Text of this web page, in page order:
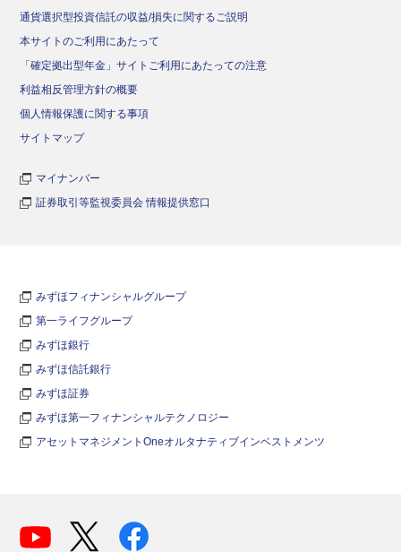
通貨選択型投資信託の収益/損失に関するご説明
本サイトのご利用にあたって
「確定拠出型年金」サイトご利用にあたっての注意
利益相反管理方針の概要
個人情報保護に関する事項
サイトマップ
マイナンバー
証券取引等監視委員会 情報提供窓口
みずほフィナンシャルグループ
第一ライフグループ
みずほ銀行
みずほ信託銀行
みずほ証券
みずほ第一フィナンシャルテクノロジー
アセットマネジメントOneオルタナティブインベストメンツ